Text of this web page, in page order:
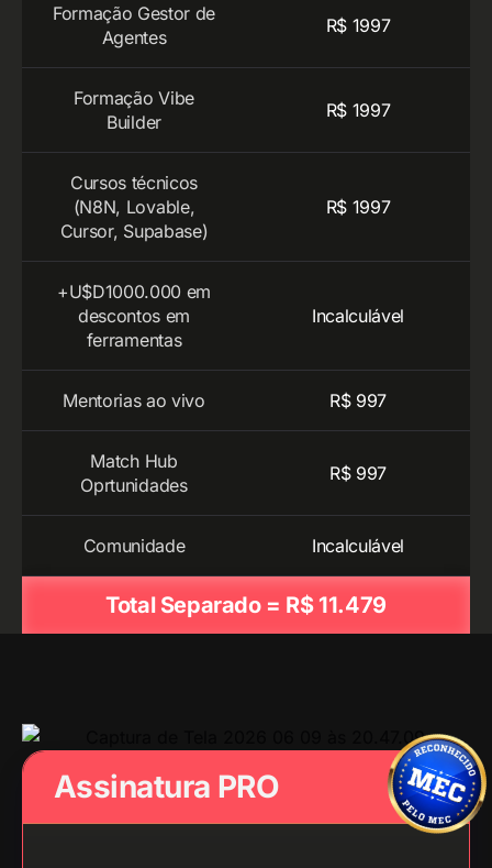
Formação Gestor de
Agentes
R$ 1997
Formação Vibe
Builder
R$ 1997
Cursos técnicos
(N8N, Lovable,
Cursor, Supabase)
R$ 1997
+U$D1000.000 em
descontos em
ferramentas
Incalculável
Mentorias ao vivo R$ 997
Match Hub
Oprtunidades
R$ 997
Comunidade Incalculável
Total Separado = R$ 11.479
Assinatura PRO